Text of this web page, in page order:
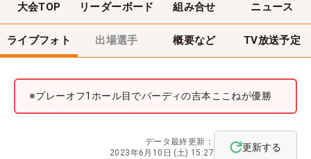
大会TOP リーダーボード 組み合せ ニュース
ライブフォト 出場選手 概要など TV放送予定
※プレーオフ1ホール目でバーディの吉本ここねが優勝
データ最終更新：
2023年6月10日 (土) 15:27
更新する